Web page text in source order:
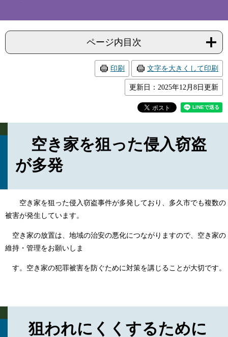
ページ内目次
印刷 文字を大きくして印刷
更新日：2025年12月8日更新
空き家を狙った侵入窃盗
が多発
空き家を狙った侵入窃盗事件が多発しており、多久市でも複数の
被害が発生しています。
空き家の放置は、地域の治安の悪化につながりますので、空き家の
維持・管理をお願いしま
す。空き家の犯罪被害を防ぐために対策を講じることが大切です。
狙われにくくするために